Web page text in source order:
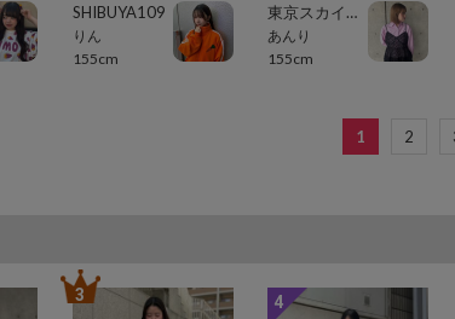
SHIBUYA109
りん
155cm
東京スカイツリータウン・ソラマチ
あんり
155cm
1 2
3 4